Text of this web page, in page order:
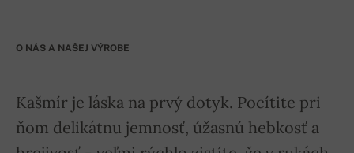
O NÁS A NAŠEJ VÝROBE
Kašmír je láska na prvý dotyk. Pocítite pri
ňom delikátnu jemnosť, úžasnú hebkosť a